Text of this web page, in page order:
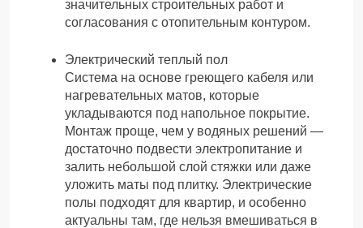
значительных строительных работ и
согласования с отопительным контуром.
Электрический теплый пол
Система на основе греющего кабеля или
нагревательных матов, которые
укладываются под напольное покрытие.
Монтаж проще, чем у водяных решений —
достаточно подвести электропитание и
залить небольшой слой стяжки или даже
уложить маты под плитку. Электрические
полы подходят для квартир, и особенно
актуальны там, где нельзя вмешиваться в